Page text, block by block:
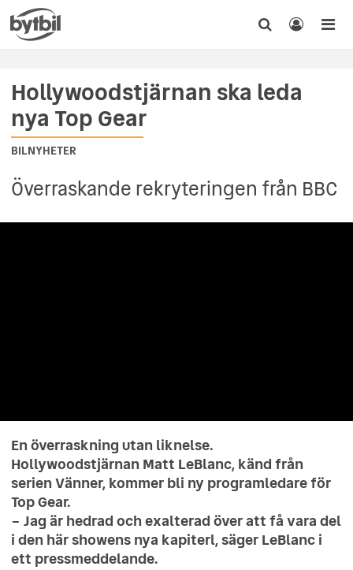
Hollywoodstjärnan ska leda
nya Top Gear
BILNYHETER
Överraskande rekryteringen från BBC
En överraskning utan liknelse.
Hollywoodstjärnan Matt LeBlanc, känd från
serien Vänner, kommer bli ny programledare för
Top Gear.
– Jag är hedrad och exalterad över att få vara del
i den här showens nya kapiterl, säger LeBlanc i
ett pressmeddelande.